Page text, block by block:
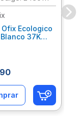
Ofix Ecologico
37K
90